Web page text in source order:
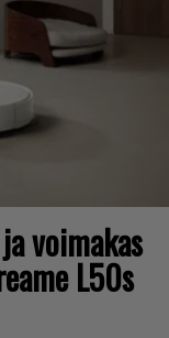
voimakas
L50s